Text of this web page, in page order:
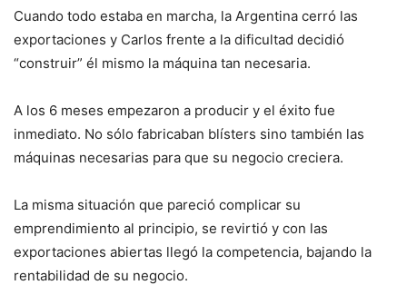
Cuando todo estaba en marcha, la Argentina cerró las
exportaciones y Carlos frente a la dificultad decidió
“construir” él mismo la máquina tan necesaria.
A los 6 meses empezaron a producir y el éxito fue
inmediato. No sólo fabricaban blísters sino también las
máquinas necesarias para que su negocio creciera.
La misma situación que pareció complicar su
emprendimiento al principio, se revirtió y con las
exportaciones abiertas llegó la competencia, bajando la
rentabilidad de su negocio.